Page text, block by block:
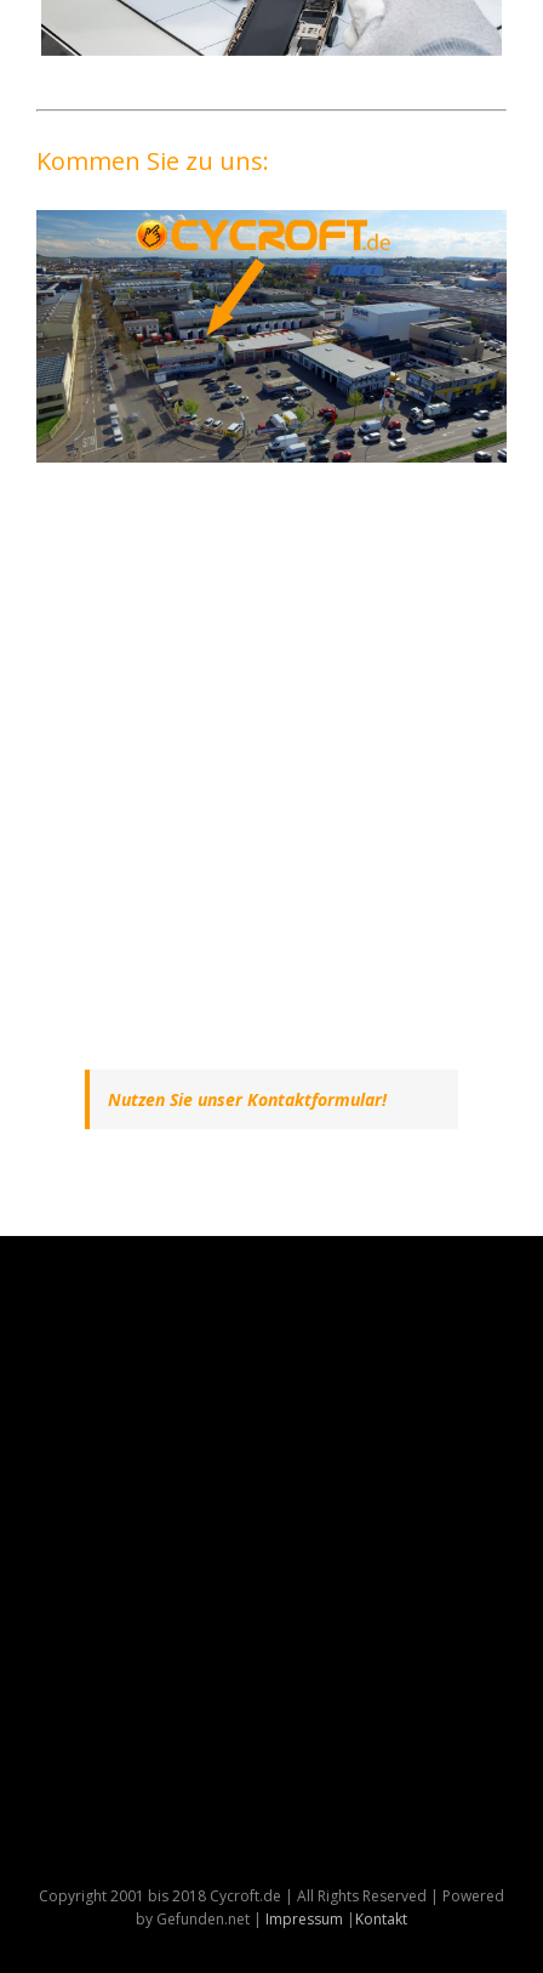
Kommen Sie zu uns:
Nutzen Sie unser Kontaktformular!
Copyright 2001 bis 2018 Cycroft.de | All Rights Reserved | Powered
by Gefunden.net | Impressum | Kontakt